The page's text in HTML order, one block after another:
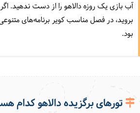
آب بازی یک روزه دالاهو را از دست ندهید.
بروید،‌ در فصل مناسب کویر برنامه‌های
بود.
تورهای برگزیده دالاهو کدام